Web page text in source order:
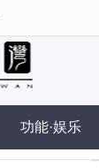
功能·娱乐